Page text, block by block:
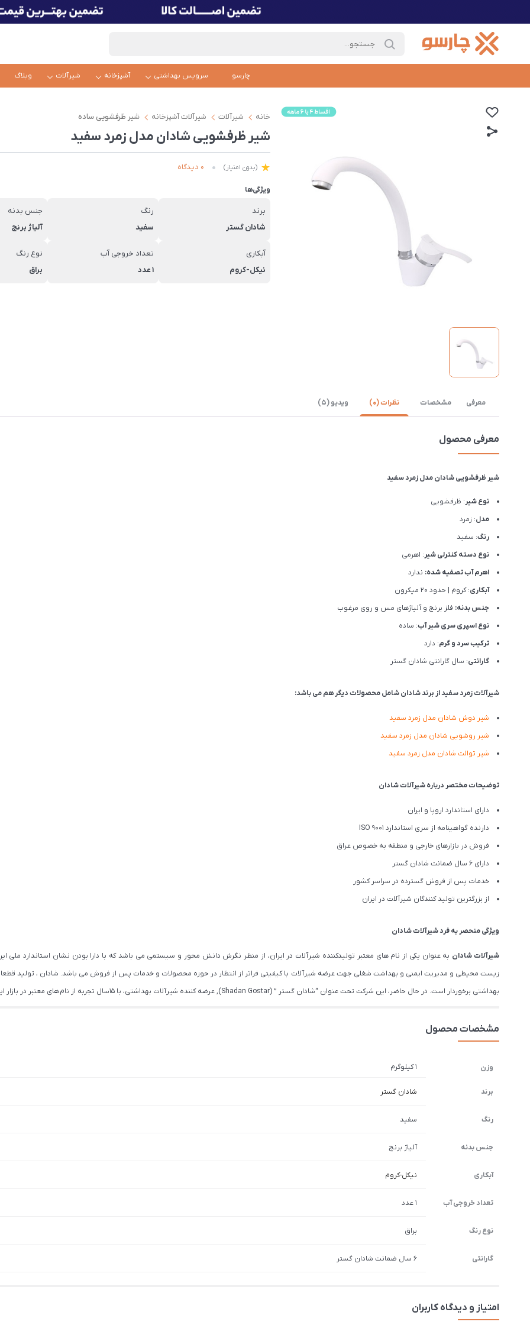
چارسو سرویس بهداشتی آشپزخانه شیرآلات وبلاگ
خانه شیرآلات شیرآلات آشپزخانه شیر ظرفشویی ساده
شیر ظرفشویی شادان مدل زمرد سفید
(بدون امتیاز) 0 دیدگاه
ویژگی‌ها
برند
شادان گستر
رنگ
سفید
جنس بدنه
آلیاژ برنج
آبکاری
نیکل-کروم
تعداد خروجی آب
1 عدد
نوع رنگ
براق
معرفی مشخصات نظرات (0) ویدیو (5)
معرفی محصول
شیر ظرفشویی شادان مدل زمرد سفید
نوع شیر: ظرفشویی
مدل: زمرد
رنگ: سفید
نوع دسته کنترلی شیر: اهرمی
اهرم آب تصفیه شده: ندارد
آبکاری: کروم | حدود 20 میکرون
جنس بدنه: فلز برنج و آلیاژهای مس و روی مرغوب
نوع اسپری سری شیر آب: ساده
ترکیب سرد و گرم: دارد
گارانتی: سال گارانتی شادان گستر
شیرآلات زمرد سفید از برند شادان شامل محصولات دیگر هم می باشد:
شیر دوش شادان مدل زمرد سفید
شیر روشویی شادان مدل زمرد سفید
شیر توالت شادان مدل زمرد سفید
توضیحات مختصر درباره شیرآلات شادان
دارای استاندارد اروپا و ایران
دارنده گواهینامه از سری استاندارد ISO 9001
فروش در بازارهای خارجی و منطقه به خصوص عراق
دارای 6 سال ضمانت شادان گستر
خدمات پس از فروش گسترده در سراسر کشور
از بزرگترین تولید کنندگان شیرآلات در ایران
ویژگی منحصر به فرد شیرآلات شادان
شیرآلات شادان
زیست محیطی و مدیریت ایمنی و بهداشت شغلی جهت عرضه شیرآلات با کیفیتی فراتر از انتظار در حوزه محصولات و خدمات پس از فروش می باشد. شادان ، تولید
بهداشتی برخوردار است. در حال حاضر، این شرکت تحت عنوان “شادان گستر ” (Shadan Gostar), عرضه کننده شیرآلات بهداشتی، با ۱۵سال تجربه از نام های معتبر در بازار ایران است.
مشخصات محصول
وزن 1 کیلوگرم
برند شادان گستر
رنگ سفید
جنس بدنه آلیاژ برنج
آبکاری نیکل-کروم
تعداد خروجی آب 1 عدد
نوع رنگ براق
گارانتی 6 سال ضمانت شادان گستر
امتیاز و دیدگاه کاربران